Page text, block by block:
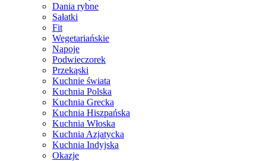
Dania rybne
Sałatki
Fit
Wegetariańskie
Napoje
Podwieczorek
Przekąski
Kuchnie świata
Kuchnia Polska
Kuchnia Grecka
Kuchnia Hiszpańska
Kuchnia Włoska
Kuchnia Azjatycka
Kuchnia Indyjska
Okazje